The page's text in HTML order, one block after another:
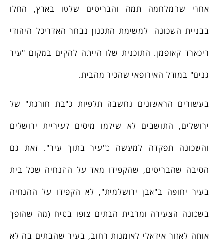
אחרי שהמלחמה תמה והבריטים שלטו בארץ, החלו
בבניית השכונה. למשימת התכנון נבחר האדריכל היהודי
ריכארד קאופמן. התוכנית שלו הייתה להקים במקום "עיר
גנים" במודל האירופאי שהכיר מהבית.
בעשורים הראשונים נחשבה תלפיות כ"בת חורגת" של
ירושלים, התושבים לא שילמו מיסים לעיריית ירושלים
והשכונה תפקדה למעשה כ"עיר בתוך עיר". זאת גם
הסיבה שהבריטים, שהקפידו מאד על ההנחיה שכל בית
בעיר יחופה ב"אבן ירושלמית", לא הקפידו על ההנחיה
בשכונה הצעירה ומרבית הבתים צופו בטיח (מה שהופך
אותה לאזור אידאלי לאומנות רחוב, בעיר שהבתים בה לא